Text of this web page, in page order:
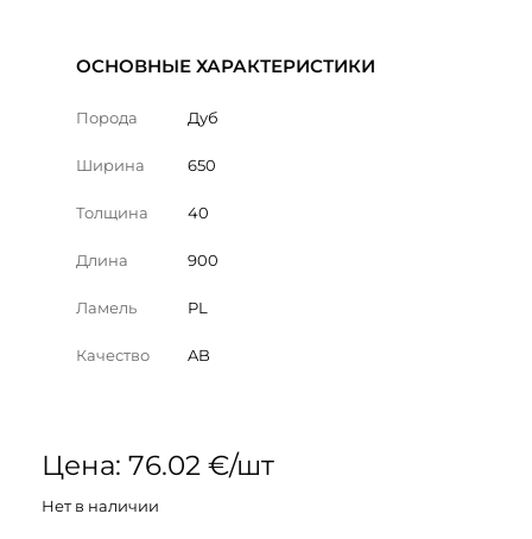
ОСНОВНЫЕ ХАРАКТЕРИСТИКИ
Порода Дуб
Ширина 650
Толщина 40
Длина 900
Ламель PL
Качество AB
Цена: 76.02 €/шт
Нет в наличии